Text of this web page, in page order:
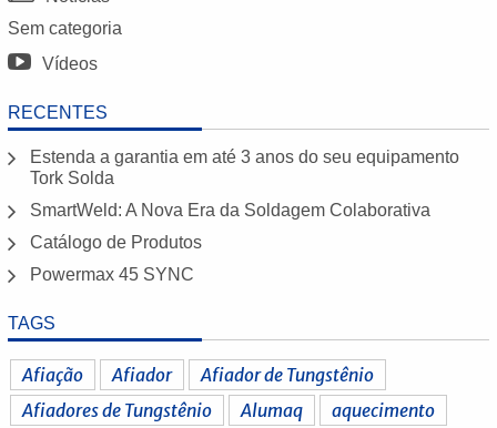
Sem categoria
Vídeos
RECENTES
Estenda a garantia em até 3 anos do seu equipamento
Tork Solda
SmartWeld: A Nova Era da Soldagem Colaborativa
Catálogo de Produtos
Powermax 45 SYNC
TAGS
Afiação Afiador
Afiador de Tungstênio
Afiadores de Tungstênio
Alumaq aquecimento